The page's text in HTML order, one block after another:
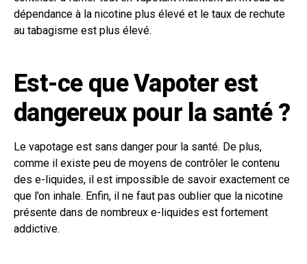
dépendance à la nicotine plus élevé et le taux de rechute
au tabagisme est plus élevé.
Est-ce que Vapoter est
dangereux pour la santé ?
Le vapotage est sans danger pour la santé. De plus,
comme il existe peu de moyens de contrôler le contenu
des e-liquides, il est impossible de savoir exactement ce
que l’on inhale. Enfin, il ne faut pas oublier que la nicotine
présente dans de nombreux e-liquides est fortement
addictive.